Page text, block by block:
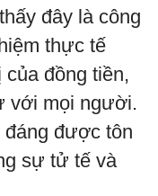
đây là công
thực tế
của đồng tiền,
với mọi người.
được tôn
sự tử tế và